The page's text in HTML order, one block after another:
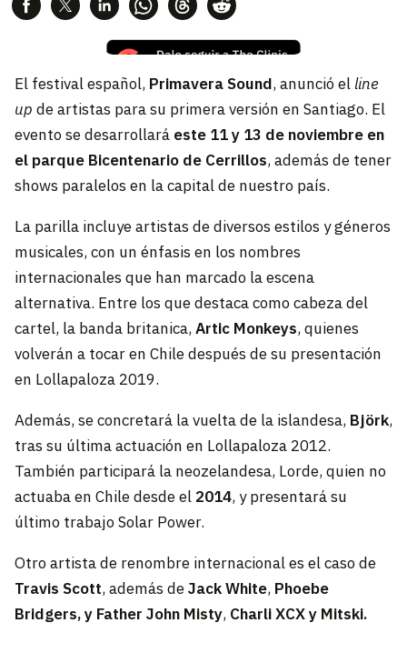
El festival español, Primavera Sound, anunció elline
up de artistas para su primera versión en Santiago. El
evento se desarrollará este 11 y 13 de noviembre en
el parque Bicentenario de Cerrillos, además de tener
shows paralelos en la capital de nuestro país.
La parilla incluye artistas de diversos estilos y géneros
musicales, con un énfasis en los nombres
internacionales que han marcado la escena
alternativa. Entre los que destaca como cabeza del
cartel, la banda britanica,Artic Monkeys, quienes
volverán a tocar en Chile después de su presentación
en Lollapaloza 2019.
Además, se concretará la vuelta de la islandesa, Björk,
tras su última actuación en Lollapaloza 2012.
También participará la neozelandesa, Lorde, quien no
actuaba en Chile desde el2014, y presentará su
último trabajo Solar Power.
Otro artista de renombre internacional es el caso de
Travis Scott, además deJack White, Phoebe
Bridgers, y Father John Misty, Charli XCX y Mitski.